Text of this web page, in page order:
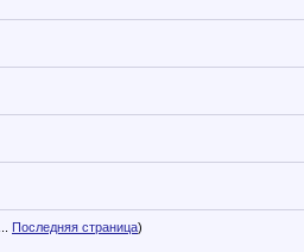
Последняя страница)